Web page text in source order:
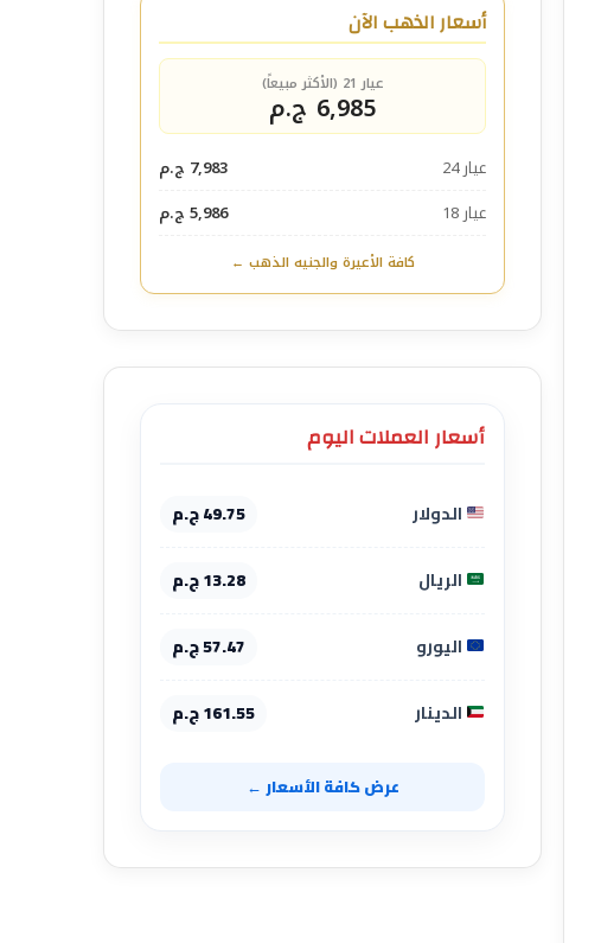
أسعار الذهب الآن
عيار 21 (الأكثر مبيعاً)
6,985 ج.م
عيار 24
7,983 ج.م
عيار 18
5,986 ج.م
كافة الأعيرة والجنيه الذهب ←
أسعار العملات اليوم
الدولار 49.75 ج.م
الريال 13.28 ج.م
اليورو 57.47 ج.م
الدينار 161.55 ج.م
عرض كافة الأسعار ←